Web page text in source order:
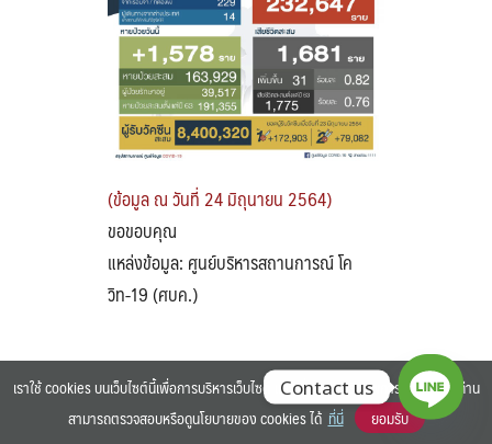
Search
(ข้อมูล ณ วันที่ 24 มิถุนายน 2564)
ขอขอบคุณ
แหล่งข้อมูล: ศูนย์บริหารสถานการณ์ โค
วิท-19 (ศบค.)
©2025 BANGKOK UNIVERSITY. ALL RIGHTS RESERVED.
เราใช้ cookies บนเว็บไซต์นี้เพื่อการบริหารเว็บไซต์ และเพิ่มประสิทธิภาพการใช้งานของท่าน
สามารถตรวจสอบหรือดูนโยบายของ cookies ได้ ที่นี่ ยอมรับ
Contact us